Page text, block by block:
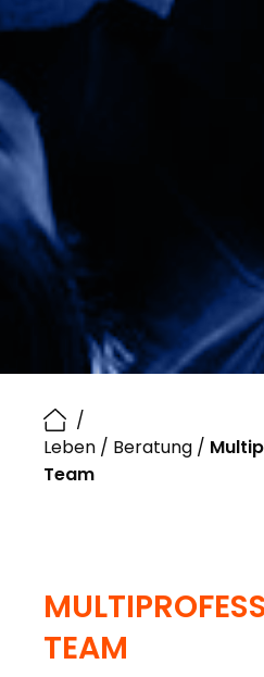
/
Leben / Beratung /
Team
TEAM